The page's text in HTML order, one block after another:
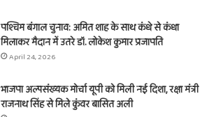
पश्चिम बंगाल चुनाव: अमित शाह के साथ कंधे से कंधा
मिलाकर मैदान में उतरे डॉ. लोकेश कुमार प्रजापति
April 24, 2026
भाजपा अल्पसंख्यक मोर्चा यूपी को मिली नई दिशा, रक्षा मंत्री
राजनाथ सिंह से मिले कुंवर बासित अली